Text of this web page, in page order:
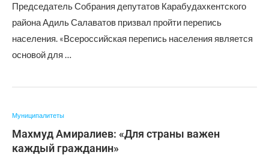
Председатель Собрания депутатов Карабудахкентского
района Адиль Салаватов призвал пройти перепись
населения. «Всероссийская перепись населения является
основой для …
Муниципалитеты
Махмуд Амиралиев: «Для страны важен
каждый гражданин»